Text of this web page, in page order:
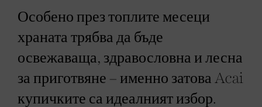
Особено през топлите месеци
храната трябва да бъде
освежаваща, здравословна и лесна
за приготвяне – именно затова Acai
купичките са идеалният избор.